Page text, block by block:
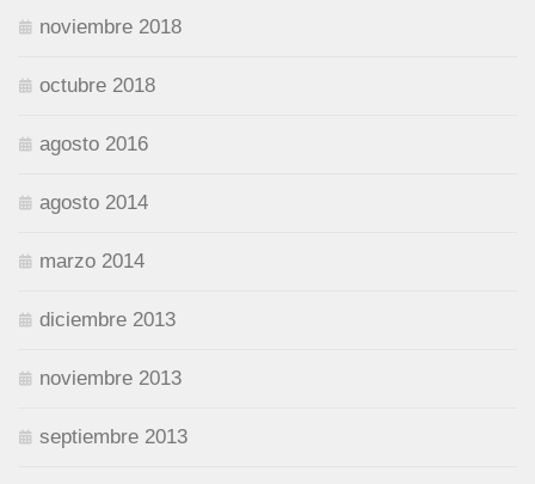
noviembre 2018
octubre 2018
agosto 2016
agosto 2014
marzo 2014
diciembre 2013
noviembre 2013
septiembre 2013